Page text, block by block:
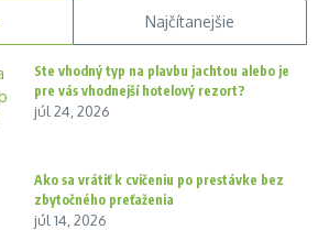
Najčítanejšie
Ste vhodný typ na plavbu jachtou alebo je
pre vás vhodnejší hotelový rezort?
júl 24, 2026
Ako sa vrátiť k cvičeniu po prestávke bez
zbytočného preťaženia
júl 14, 2026